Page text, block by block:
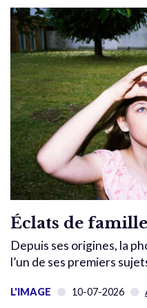
Éclats de famille
Depuis ses origines, la
l’un de ses premiers
L'IMAGE 10-07-2026